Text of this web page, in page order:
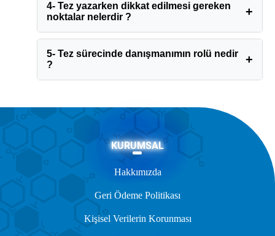
4- Tez yazarken dikkat edilmesi gereken
noktalar nelerdir ?
5- Tez sürecinde danışmanımın rolü nedir
?
KURUMSAL
Hakkımızda
Geri Ödeme Politikası
Kişisel Verilerin Korunması